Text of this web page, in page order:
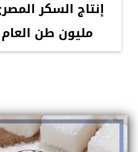
مليون طن